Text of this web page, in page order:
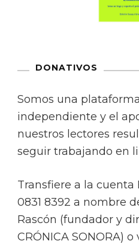
DONATIVOS
Somos una
independiente y el
nuestros lectores
seguir trabajando en
Transfiere a la cuenta
0831 8392 a nombre
Rascón (fundador y
CRÓNICA SONORA)